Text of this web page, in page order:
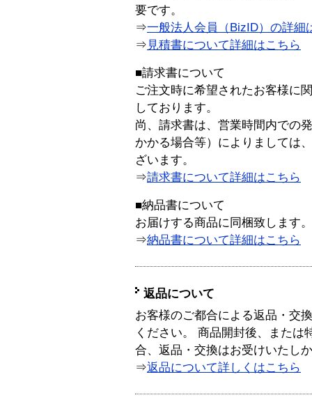
要です。
⇒一般法人会員（BizID）の詳細
⇒ 見積書について詳細はこちら
■請求書について
ご注文時に希望されたお客様に
しております。
尚、請求書は、営業時間内での
かかる場合等）によりましては
ざいます。
⇒請求書について詳細はこちら
■納品書について
お届けする商品に同梱致します。
⇒納品書について詳細はこちら
返品について
お客様のご都合による返品・交
ください。 商品開封後、または
合、返品・交換はお受けいたし
⇒返品について詳しくはこちら